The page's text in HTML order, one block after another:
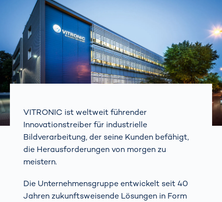
VITRONIC ist weltweit führender
Innovationstreiber für industrielle
Bildverarbeitung, der seine Kunden befähigt,
die Herausforderungen von morgen zu
meistern.
Die Unternehmensgruppe entwickelt seit 40
Jahren zukunftsweisende Lösungen in Form